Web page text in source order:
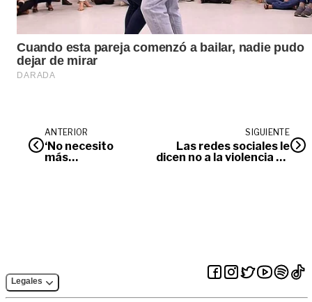
ANTERIOR
‘No necesito
más
SIGUIENTE
Las redes sociales le
dicen no a la violencia de
Legales